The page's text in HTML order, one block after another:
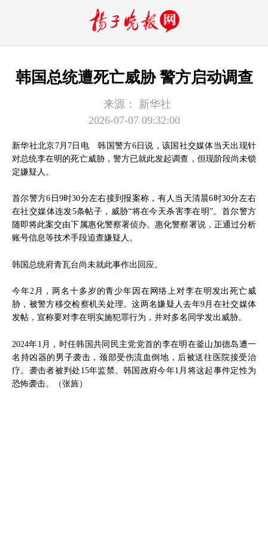
韩国总统遭死亡威胁 警方启动调查
来源：
新华社
2026-07-07 09:32:00
新华社北京7月7日电 韩国警方6日说，该国社交媒体当天出现针
对总统李在明的死亡威胁，警方已就此发起调查，但现阶段尚未锁
定嫌疑人。
首尔警方6日9时30分左右接到报案称，有人当天清晨6时30分左右
在社交媒体连发5条帖子，威胁“将在今天杀害李在明”。首尔警方
随即将此案交由下属惠化警察署侦办。惠化警察署说，正通过分析
账号信息等技术手段追查嫌疑人。
韩国总统府青瓦台尚未就此事作出回应。
今年2月，两名十多岁的青少年因在网络上对李在明发出死亡威
胁，被警方移交检察机关处理。这两名嫌疑人去年9月在社交媒体
发帖，宣称要对李在明实施犯罪行为，并对多名同学发出威胁。
2024年1月，时任韩国共同民主党党首的李在明在釜山加德岛遭一
名持凶器的男子袭击，颈部受伤流血倒地，后被送往医院接受治
疗。袭击者被判处15年监禁。韩国政府今年1月将这起事件定性为
恐怖袭击。（张旌）